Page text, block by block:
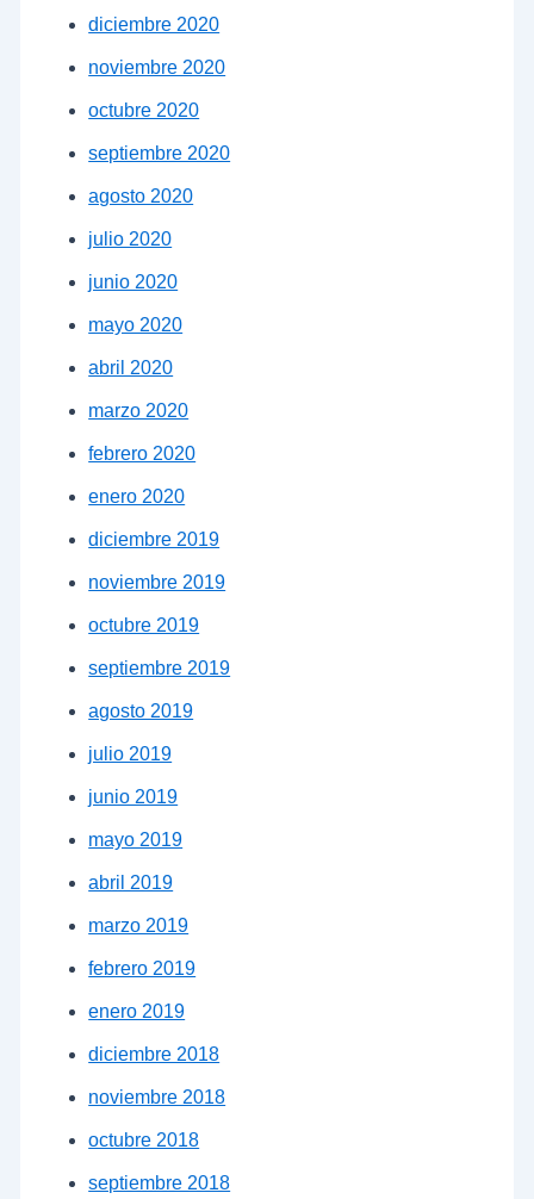
diciembre 2020
noviembre 2020
octubre 2020
septiembre 2020
agosto 2020
julio 2020
junio 2020
mayo 2020
abril 2020
marzo 2020
febrero 2020
enero 2020
diciembre 2019
noviembre 2019
octubre 2019
septiembre 2019
agosto 2019
julio 2019
junio 2019
mayo 2019
abril 2019
marzo 2019
febrero 2019
enero 2019
diciembre 2018
noviembre 2018
octubre 2018
septiembre 2018